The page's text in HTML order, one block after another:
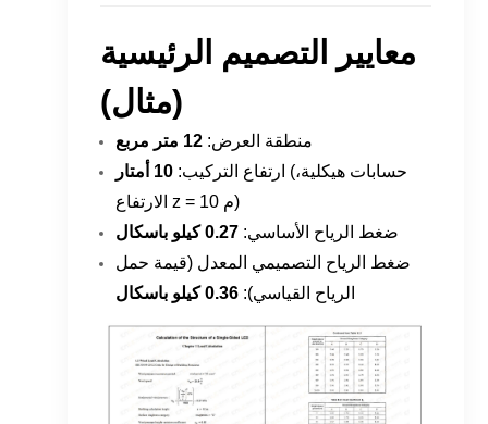
معايير التصميم الرئيسية
(مثال)
منطقة العرض: 12 متر مربع
ارتفاع التركيب: 10 أمتار
(حسابات هيكلية،
الارتفاع z = 10 م)
ضغط الرياح الأساسي: 0.27 كيلو باسكال
ضغط الرياح التصميمي المعدل (قيمة حمل
الرياح القياسي): 0.36 كيلو باسكال